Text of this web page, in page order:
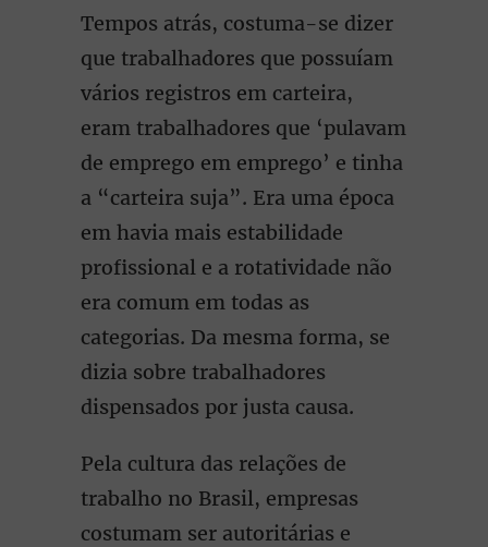
Tempos atrás, costuma-se dizer
que trabalhadores que possuíam
vários registros em carteira,
eram trabalhadores que ‘pulavam
de emprego em emprego’ e tinha
a “carteira suja”. Era uma época
em havia mais estabilidade
profissional e a rotatividade não
era comum em todas as
categorias. Da mesma forma, se
dizia sobre trabalhadores
dispensados por justa causa.
Pela cultura das relações de
trabalho no Brasil, empresas
costumam ser autoritárias e